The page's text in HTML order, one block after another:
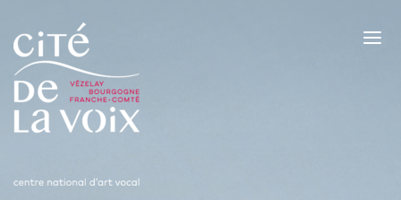
Skip
content